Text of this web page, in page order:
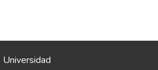
Universidad